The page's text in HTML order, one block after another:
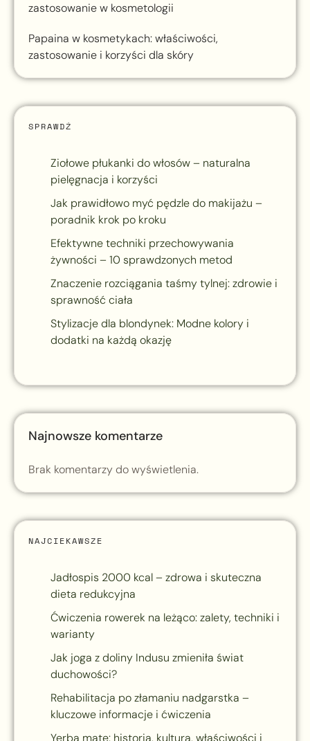
zastosowanie w kosmetologii
Papaina w kosmetykach: właściwości,
zastosowanie i korzyści dla skóry
SPRAWDŹ
Ziołowe płukanki do włosów – naturalna
pielęgnacja i korzyści
Jak prawidłowo myć pędzle do makijażu –
poradnik krok po kroku
Efektywne techniki przechowywania
żywności – 10 sprawdzonych metod
Znaczenie rozciągania taśmy tylnej: zdrowie i
sprawność ciała
Stylizacje dla blondynek: Modne kolory i
dodatki na każdą okazję
Najnowsze komentarze
Brak komentarzy do wyświetlenia.
NAJCIEKAWSZE
Jadłospis 2000 kcal – zdrowa i skuteczna
dieta redukcyjna
Ćwiczenia rowerek na leżąco: zalety, techniki i
warianty
Jak joga z doliny Indusu zmieniła świat
duchowości?
Rehabilitacja po złamaniu nadgarstka –
kluczowe informacje i ćwiczenia
Yerba mate: historia, kultura, właściwości i